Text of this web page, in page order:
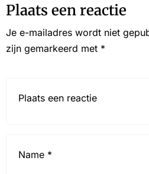
Plaats een reactie
Je e-mailadres wordt niet
zijn gemarkeerd met *